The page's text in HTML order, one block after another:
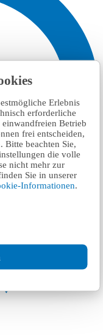
Erlebnis
erforderliche
einwandfreien Betrieb
frei entscheiden,
beachten Sie,
die volle
nicht mehr zur
Sie in unserer
Informationen